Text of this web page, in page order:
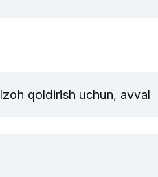
Izoh qoldirish uchun, avval